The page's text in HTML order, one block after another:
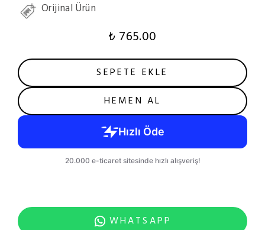
Orijinal Ürün
₺ 765.00
SEPETE EKLE
HEMEN AL
WHATSAPP